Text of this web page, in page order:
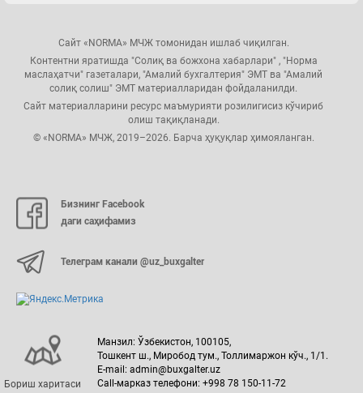
Сайт «NORMA» МЧЖ томонидан ишлаб чиқилган.
Контентни яратишда "Солиқ ва божхона хабарлари" , "Норма
маслаҳатчи" газеталари, "Амалий бухгалтерия" ЭМТ ва "Амалий
солиқ солиш" ЭМТ материалларидан фойдаланилди.
Сайт материалларини ресурс маъмурияти розилигисиз кўчириб
олиш тақиқланади.
© «NORMA» МЧЖ, 2019–2026. Барча ҳуқуқлар ҳимояланган.
Бизнинг Facebook
даги саҳифамиз
Телеграм канали @uz_buxgalter
Бориш харитаси
Манзил: Ўзбекистон, 100105,
Тошкент ш., Миробод тум., Толлимаржон кўч., 1/1.
E-mail: admin@buxgalter.uz
Call-марказ телефони: +998 78 150-11-72